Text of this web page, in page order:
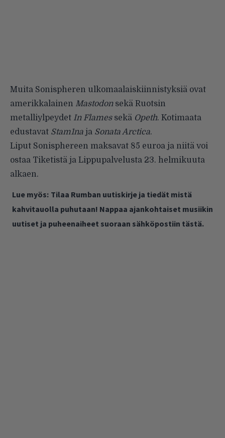
Muita Sonispheren ulkomaalaiskiinnistyksiä ovat
amerikkalainen Mastodonsekä Ruotsin
metalliylpeydet In Flamessekä Opeth. Kotimaata
edustavat Stam1na ja Sonata Arctica.
Liput Sonisphereen maksavat 85 euroa ja niitä voi
ostaa Tiketistä ja Lippupalvelusta 23. helmikuuta
alkaen.
Lue myös: Tilaa Rumban uutiskirje ja tiedät mistä
kahvitauolla puhutaan! Nappaa ajankohtaiset musiikin
uutiset ja puheenaiheet suoraan sähköpostiin tästä.